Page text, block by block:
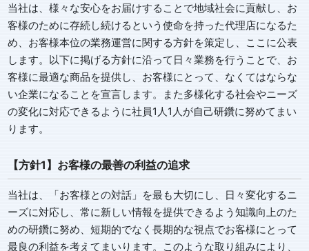
当社は、様々な安心をお届けすることで地域社会に貢献し、お
客様のために存続し続けるという使命を持った代理店になるた
め、お客様本位の業務運営に関する方針を策定し、ここに公表
します。以下に掲げる方針に沿って日々業務を行うことで、お
客様に最適な商品を提供し、お客様にとって、なくてはならな
い企業になることを宣言します。また多様化する社会やニーズ
の変化に対応できるように社員1人1人が自己研鑽に努めてまい
ります。
【方針1】お客様の最善の利益の追求
当社は、「お客様との対話」を最も大切にし、日々変化するニ
ーズに対応し、常に新しい情報を提供できるよう知識向上のた
めの研鑽に努め、短期的でなく長期的な視点でお客様にとって
最良の利益を考えてまいります。このような取り組みにより、